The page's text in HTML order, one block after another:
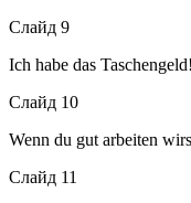
Слайд 9
Ich habe das Taschengeld!
Слайд 10
Wenn du gut arbeiten
Слайд 11